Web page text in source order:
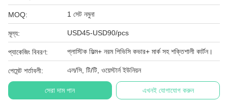
MOQ: 1 সেট নমুনা
মূল্য: USD45-USD90/pcs
প্যাকেজিং বিবরণ: প্লাস্টিক ফিল্ম+ নরম পিভিসি কভার+ মার্ক সহ শক্তিশালী কার্টন।
পেমেন্ট শর্তাবলী: এল/সি, টি/টি, ওয়েস্টার্ন ইউনিয়ন
সেরা দাম পান এখনই যোগাযোগ করুন